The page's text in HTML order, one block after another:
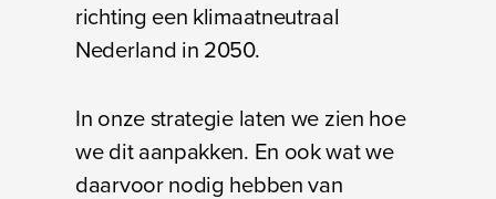
richting een klimaatneutraal
Nederland in 2050.
In onze strategie laten we zien hoe
we dit aanpakken. En ook wat we
daarvoor nodig hebben van